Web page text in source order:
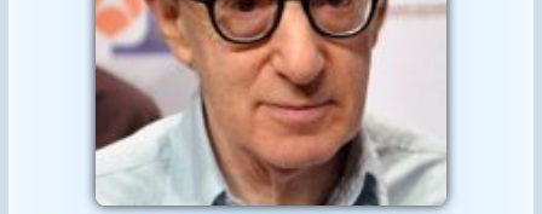
Suplimente
Reumatologie